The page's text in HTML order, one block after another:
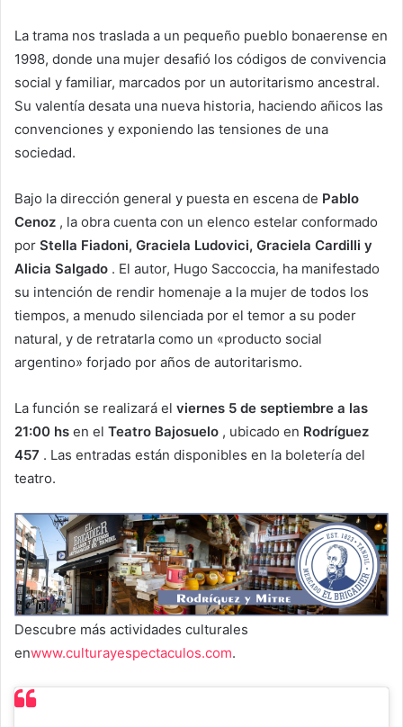
La trama nos traslada a un pequeño pueblo bonaerense en
1998, donde una mujer desafió los códigos de convivencia
social y familiar, marcados por un autoritarismo ancestral.
Su valentía desata una nueva historia, haciendo añicos las
convenciones y exponiendo las tensiones de una
sociedad.
Bajo la dirección general y puesta en escena de Pablo
Cenoz , la obra cuenta con un elenco estelar conformado
por Stella Fiadoni, Graciela Ludovici, Graciela Cardilli y
Alicia Salgado . El autor, Hugo Saccoccia, ha manifestado
su intención de rendir homenaje a la mujer de todos los
tiempos, a menudo silenciada por el temor a su poder
natural, y de retratarla como un «producto social
argentino» forjado por años de autoritarismo.
La función se realizará el viernes 5 de septiembre a las
21:00 hs en el Teatro Bajosuelo , ubicado en Rodríguez
457 . Las entradas están disponibles en la boletería del
teatro.
Descubre más actividades culturales
enwww.culturayespectaculos.com.